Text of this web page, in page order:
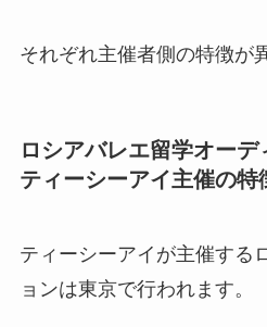
それぞれ主催者側の特徴が
ロシアバレエ留学オー
ティーシーアイ主催の特
ティーシーアイが主催する
ョンは東京で行われます。